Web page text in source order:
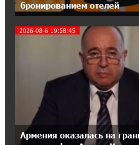
День благодарности
IDBank
17:07:36 11-07-2026
Пашинян
Армению․ Аршак
14:27:40 11-07-2026
«Мой лес Армения» —
бронированием отелей
2026-08-6 19:58:45
Армения оказалась на